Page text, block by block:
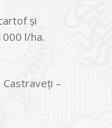
și
l/ha.
–